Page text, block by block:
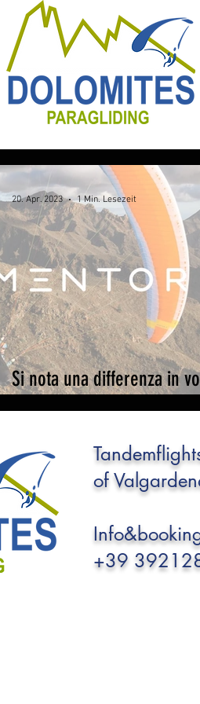
Si nota una differenza in
20. Apr. 2023 1 Min. Lesezeit
of
+39